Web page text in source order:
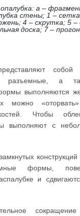
а –
стены; 1 –
4 – скрутка; 5 –
доска; 7 –
собой
разъемные, а
выполняются
можно
Чтобы
выполняют с
формы,
и